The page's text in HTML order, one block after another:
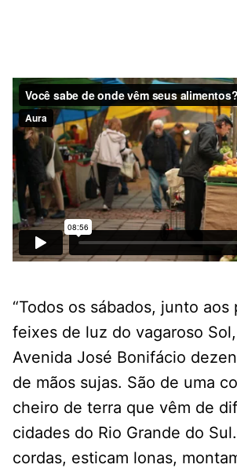
“Todos os sábados, junto aos
feixes de luz do vagaroso
Avenida José Bonifácio
de mãos sujas. São de uma
cheiro de terra que vêm de
cidades do Rio Grande do
cordas, esticam lonas,